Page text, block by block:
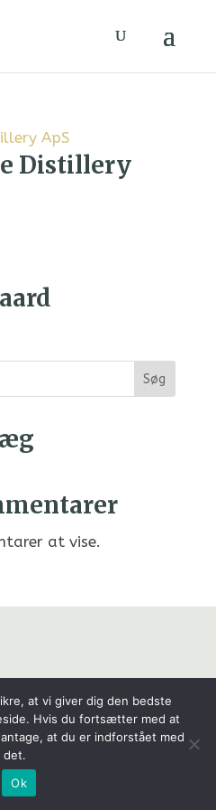
Distillery
Søg
at vise.
at vi giver dig den bedste
Hvis du fortsætter med at
at du er indforstået med
det.
Ok